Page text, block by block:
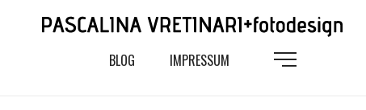
BLOG IMPRESSUM